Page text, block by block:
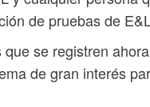
de pruebas de
se registren
de gran interés